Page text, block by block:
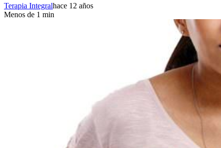
Terapia Integralhace 12 años
Menos de 1 min